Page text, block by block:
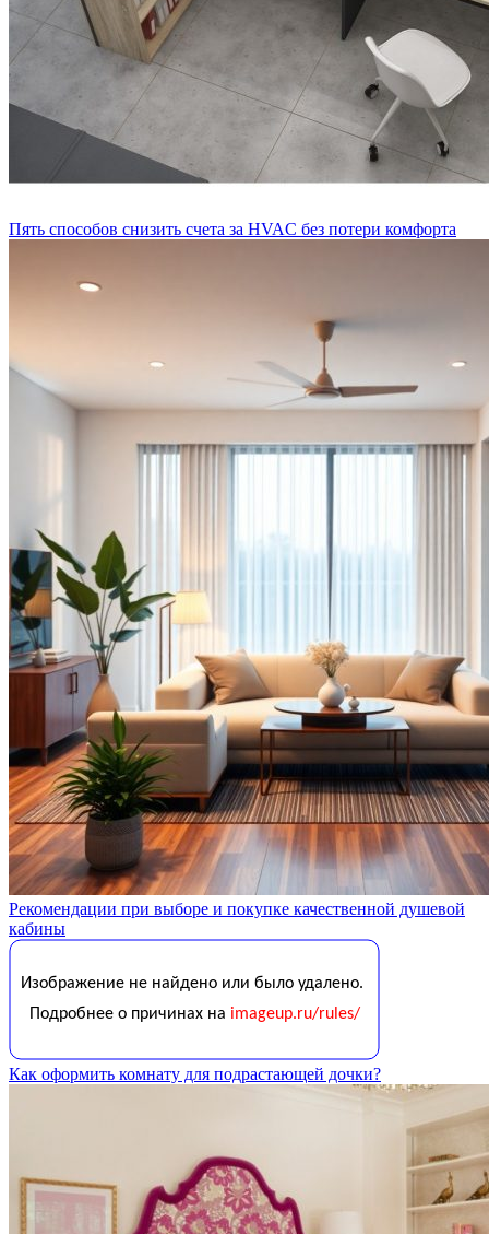
Пять способов снизить счета за HVAC без потери комфорта
Рекомендации при выборе и покупке качественной душевой
кабины
Как оформить комнату для подрастающей дочки?